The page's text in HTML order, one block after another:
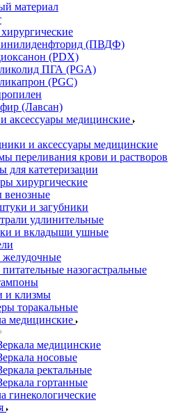
материал
(ПВДФ)
(PDX)
ПГА (PGA)
(PGC)
(Лавсан)
аксессуары медицинские
и аксессуары медицинские
переливания крови и растворов
для катетеризации
хирургические
и загубники
удлинительные
и вкладыши ушные
назогастральные
и клизмы
торакальные
медицинские
медицинские
носовые
ректальные
гортанные
гинекологические